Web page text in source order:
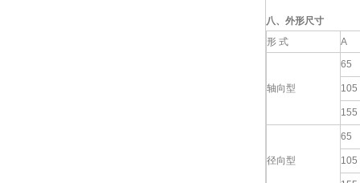
八、外形尺寸
形 式
A
轴向型
65
105
155
径向型
65
105